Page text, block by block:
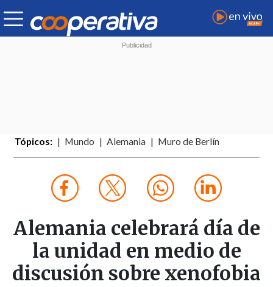
Tópicos: Mundo Alemania Muro de Berlín
Alemania celebrará día de
la unidad en medio de
discusión sobre xenofobia